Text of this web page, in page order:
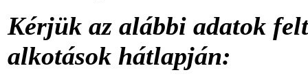
Kérjük az alábbi adatok
alkotások hátlapján: